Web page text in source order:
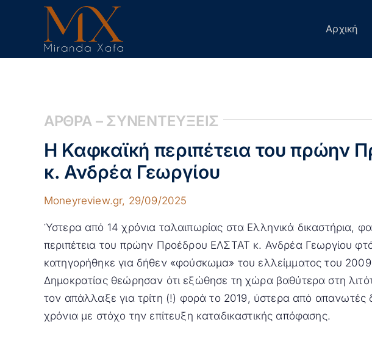
Αρχική
ΑΡΘΡΑ – ΣΥΝΕΝΤΕΥΞΕΙΣ
Η Καφκαϊκή περιπέτεια του πρώην
κ. Ανδρέα Γεωργίου
Moneyreview.gr, 29/09/2025
Ύστερα από 14 χρόνια ταλαιπωρίας στα Ελληνικά δικαστήρια,
περιπέτεια του πρώην Προέδρου ΕΛΣΤΑΤ κ. Ανδρέα Γεωργίου
κατηγορήθηκε για δήθεν «φούσκωμα» του ελλείμματος του
Δημοκρατίας θεώρησαν ότι εξώθησε τη χώρα βαθύτερα στη
τον απάλλαξε για τρίτη (!) φορά το 2019, ύστερα από απανωτές
χρόνια με στόχο την επίτευξη καταδικαστικής απόφασης.